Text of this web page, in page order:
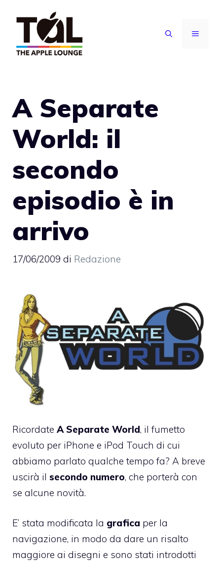
contenuto
MENU
A Separate
World: il
secondo
episodio è in
arrivo
17/06/2009 di Redazione
Ricordate A Separate World, il fumetto
evoluto per iPhone e iPod Touch di cui
abbiamo parlato qualche tempo fa? A breve
uscirà il secondo numero, che porterà con
se alcune novità.
E’ stata modificata la grafica per la
navigazione, in modo da dare un risalto
maggiore ai disegni e sono stati introdotti